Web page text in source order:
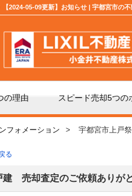
05-09更新】お知らせ | 宇都宮市の不
の理由 スピード売却5つの
「仲介」と「買取」の違
仲介手数料について
フォメーション 宇都宮市上戸
る
売却査定のご依頼ありがと